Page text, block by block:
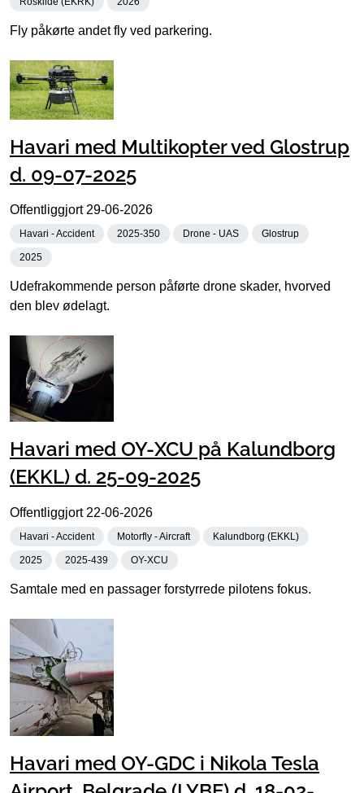
Fly påkørte andet fly ved parkering.
Havari med Multikopter ved Glostrup
d. 09-07-2025
Offentliggjort 29-06-2026
Havari - Accident 2025-350 Drone - UAS Glostrup
2025
Udefrakommende person påførte drone skader, hvorved
den blev ødelagt.
Havari med OY-XCU på Kalundborg
(EKKL) d. 25-09-2025
Offentliggjort 22-06-2026
Havari - Accident Motorfly - Aircraft Kalundborg (EKKL)
2025 2025-439 OY-XCU
Samtale med en passager forstyrrede pilotens fokus.
Havari med OY-GDC i Nikola Tesla